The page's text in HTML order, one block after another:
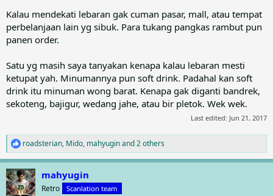
Kalau mendekati lebaran gak cuman pasar, mall, atau tempat
perbelanjaan lain yg sibuk. Para tukang pangkas rambut pun
panen order.
Satu yg masih saya tanyakan kenapa kalau lebaran mesti
ketupat yah. Minumannya pun soft drink. Padahal kan soft
drink itu minuman wong barat. Kenapa gak diganti bandrek,
sekoteng, bajigur, wedang jahe, atau bir pletok. Wek wek.
Last edited: Jun 21, 2017
R
e
a
c
t
roadsterian, Mido, mahyuginand 2 others
mahyugin
Retro Scanlation team